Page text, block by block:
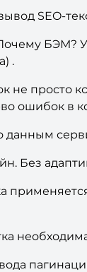
SEO-
БЭМ?
.
не просто
ошибок в
данным
Без